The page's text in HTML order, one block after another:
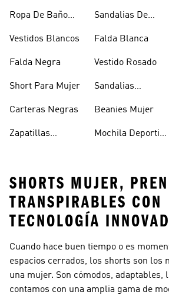
Ropa De Baño
Vestidos Blancos
Falda Negra
Short Para Mujer
Carteras Negras
Zapatillas
Sandalias De
Mujer
Falda Blanca
Vestido Rosado
Sandalias
Beanies Mujer
Mochila Deportiva
SHORTS MUJER,
TRANSPIRABLES CON
TECNOLOGÍA
Cuando hace buen tiempo o es
espacios cerrados, los shorts son los
una mujer. Son cómodos, adaptables,
contamos con una amplia gama de